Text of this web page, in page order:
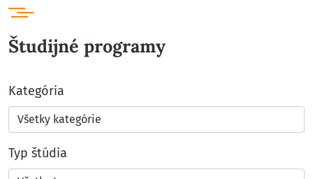
Študijné programy
Kategória
Typ štúdia